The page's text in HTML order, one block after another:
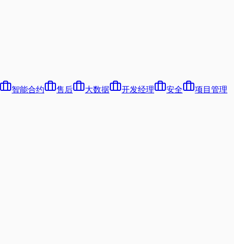
智能合约 售后 大数据 开发经理 安全
项目管理